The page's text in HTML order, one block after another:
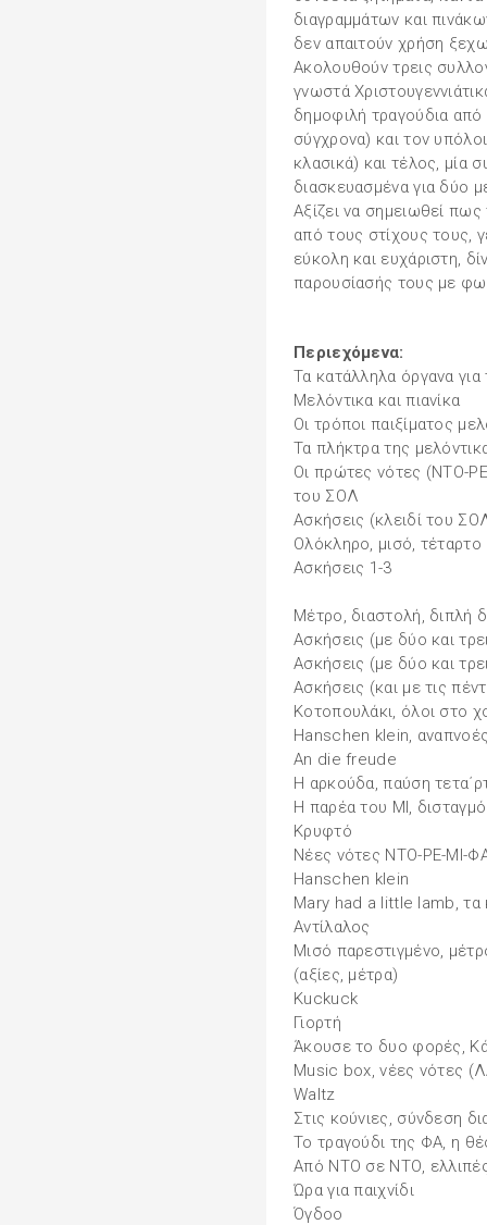
διαγραμμάτων και
δεν απαιτούν χρήση
Ακολουθούν τρεις
γνωστά
δημοφιλή τραγούδια
σύγχρονα) και τον
κλασικά) και τέλος, μία
διασκευασμένα για δύο
Αξίζει να σημειωθεί
από τους στίχους τους,
εύκολη και ευχάριστη,
παρουσίασής τους με
Περιεχόμενα:
Τα κατάλληλα όργανα για
Μελόντικα και πιανίκα
Οι τρόποι παιξίματος
Τα πλήκτρα της
Οι πρώτες νότες (ΝΤΟ-
του ΣΟΛ
Ασκήσεις (κλειδί του
Ολόκληρο, μισό, τέταρτο
Ασκήσεις 1-3
Μέτρο, διαστολή, διπλή
Ασκήσεις (με δύο και
Ασκήσεις (με δύο και
Ασκήσεις (και με τις
Κοτοπουλάκι, όλοι στο
Hanschen klein,
An die freude
Η αρκούδα, παύση
Η παρέα του ΜΙ,
Κρυφτό
Νέες νότες ΝΤΟ-ΡΕ-ΜΙ-
Hanschen klein
Mary had a little lamb, τα
Αντίλαλος
Μισό παρεστιγμένο,
(αξίες, μέτρα)
Kuckuck
Γιορτή
Άκουσε το δυο φορές,
Music box, νέες νότες
Waltz
Στις κούνιες, σύνδεση
Το τραγούδι της ΦΑ, η
Από ΝΤΟ σε ΝΤΟ,
Ώρα για παιχνίδι
Όγδοο